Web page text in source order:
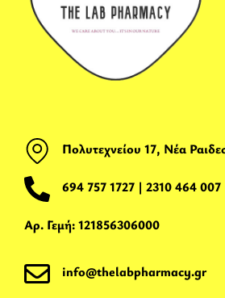
Πολυτεχνείου 17, Νέα
694 757 1727 | 2310 464 007
Αρ. Γεμή: 121856306000
info@thelabpharmacy.gr